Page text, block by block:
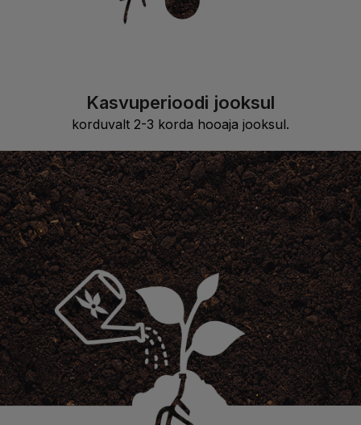
Kasvuperioodi jooksul
korduvalt 2-3 korda hooaja jooksul.